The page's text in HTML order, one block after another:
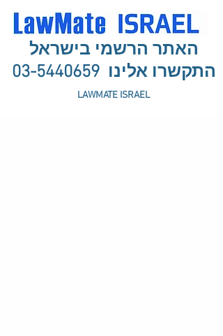
האתר הרשמי בישראל
התקשרו אלינו03-5440659
LAWMATE ISRAEL